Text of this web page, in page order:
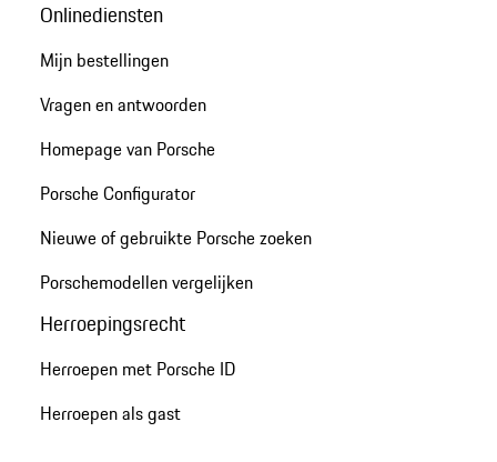
Onlinediensten
Mijn bestellingen
Vragen en antwoorden
Homepage van Porsche
Porsche Configurator
Nieuwe of gebruikte Porsche zoeken
Porschemodellen vergelijken
Herroepingsrecht
Herroepen met Porsche ID
Herroepen als gast